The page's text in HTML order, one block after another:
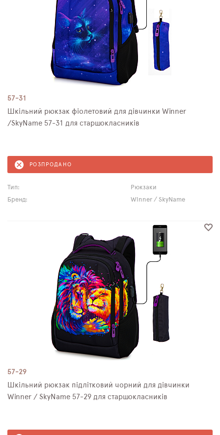
57-31
Шкільний рюкзак фіолетовий для дівчинки Winner
/SkyNamе 57-31 для старшокласників
РОЗПРОДАНО
Тип:
Рюкзаки
Бренд:
Winner / SkyName
57-29
Шкільний рюкзак підлітковий чорний для дівчинки
Winner / SkyNamе 57-29 для старшокласників